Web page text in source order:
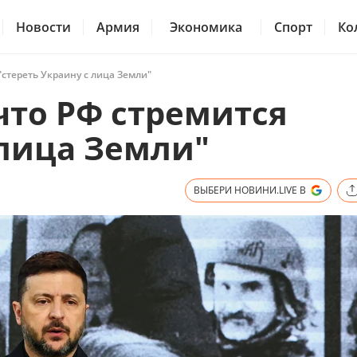
Новости Армия Экономика Спорт
Украину с лица Земли"
РФ стремится
Земли"
ВЫБЕРИ НОВИНИ.LIVE В